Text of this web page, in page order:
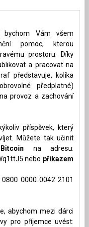
bychom Vám všem
pomoc, kterou
prostoru. Díky
a pracovat na
představuje, kolika
předplatné)
provoz a zachování
příspěvek, který
Můžete tak učinit
Bitcoin na adresu:
nebo příkazem
0000 0042 2101
abychom mezi dárci
pro příjemce uvést: